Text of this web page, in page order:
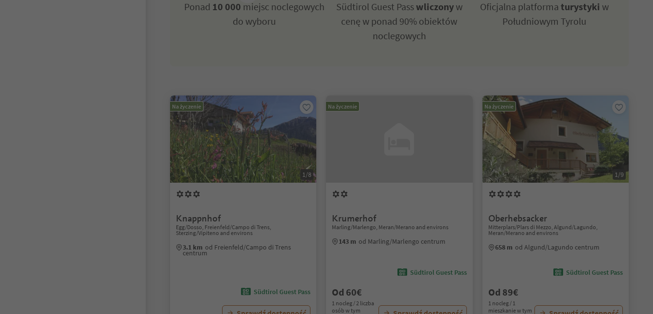
Ponad 10 000 miejsc noclegowych
do wyboru
Südtirol Guest Passwliczonyw
cenę w ponad 90% obiektów
noclegowych
Oficjalna platformaturystykiw
Południowym Tyrolu
Na życzenie
1/8
Knappnhof
Egg/Dosso, Freienfeld/Campo di Trens,
Sterzing/Vipiteno and environs
3.1 km od Freienfeld/Campo di Trens
centrum
Südtirol Guest Pass
Na życzenie
Krumerhof
Marling/Marlengo, Meran/Merano and environs
143 m od Marling/Marlengo centrum
Südtirol Guest Pass
Od 60€
1 nocleg / 2 liczba
osób w tym
Na życzenie
1/9
Oberhebsacker
Mitterplars/Plars di Mezzo, Algund/Lagundo,
Meran/Merano and environs
658 m od Algund/Lagundo centrum
Südtirol Guest Pass
Od 89€
1 nocleg / 1
mieszkanie w tym